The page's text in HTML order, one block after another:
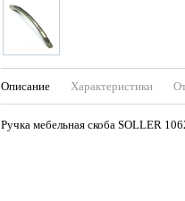
Описание Характеристики
Ручка мебельная скоба SOLLER